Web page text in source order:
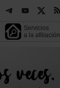
Servicios
a la afiliación